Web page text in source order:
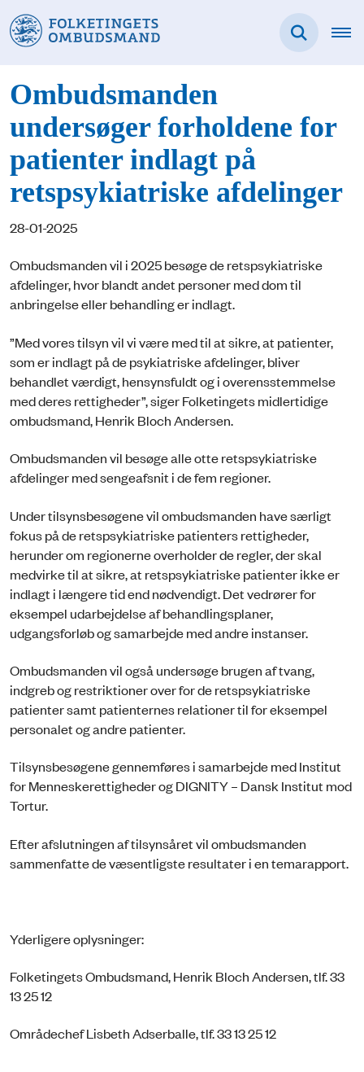
Ombudsmanden
undersøger forholdene for
patienter indlagt på
retspsykiatriske afdelinger
28-01-2025
Ombudsmanden vil i 2025 besøge de retspsykiatriske
afdelinger, hvor blandt andet personer med dom til
anbringelse eller behandling er indlagt.
”Med vores tilsyn vil vi være med til at sikre, at patienter,
som er indlagt på de psykiatriske afdelinger, bliver
behandlet værdigt, hensynsfuldt og i overensstemmelse
med deres rettigheder”, siger Folketingets midlertidige
ombudsmand, Henrik Bloch Andersen.
Ombudsmanden vil besøge alle otte retspsykiatriske
afdelinger med sengeafsnit i de fem regioner.
Under tilsynsbesøgene vil ombudsmanden have særligt
fokus på de retspsykiatriske patienters rettigheder,
herunder om regionerne overholder de regler, der skal
medvirke til at sikre, at retspsykiatriske patienter ikke er
indlagt i længere tid end nødvendigt. Det vedrører for
eksempel udarbejdelse af behandlingsplaner,
udgangsforløb og samarbejde med andre instanser.
Ombudsmanden vil også undersøge brugen af tvang,
indgreb og restriktioner over for de retspsykiatriske
patienter samt patienternes relationer til for eksempel
personalet og andre patienter.
Tilsynsbesøgene gennemføres i samarbejde med Institut
for Menneskerettigheder og DIGNITY – Dansk Institut mod
Tortur.
Efter afslutningen af tilsynsåret vil ombudsmanden
sammenfatte de væsentligste resultater i en temarapport.
Yderligere oplysninger:
Folketingets Ombudsmand, Henrik Bloch Andersen, tlf. 33
13 25 12
Områdechef Lisbeth Adserballe, tlf. 33 13 25 12